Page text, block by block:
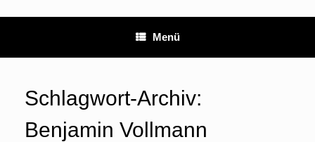
Menü
Schlagwort-Archiv:
Benjamin Vollmann